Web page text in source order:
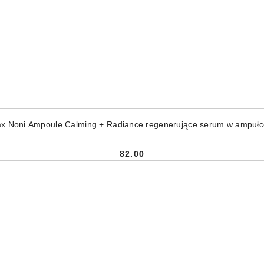
Noni Ampoule Calming + Radiance regenerujące serum w
Cena:
82.00